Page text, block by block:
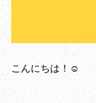
こんにちは！☺️